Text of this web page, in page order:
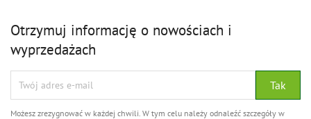
Otrzymuj informację o nowościach i
wyprzedażach
Możesz zrezygnować w każdej chwili. W tym celu należy odnaleźć szczegóły w